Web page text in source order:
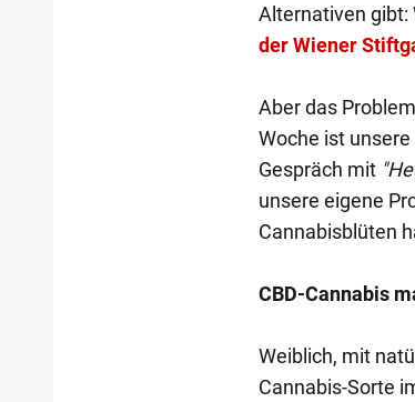
Alternativen gibt:
der Wiener
Aber das
Woche ist
Gespräch mit
unsere eigene
Cannabisblüten
CBD-Cannabis
Weiblich, mit
Cannabis-Sorte